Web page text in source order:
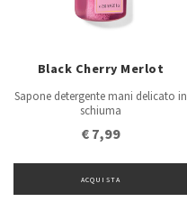
Black Cherry Merlot
Sapone detergente mani delicato in
schiuma
€ 7,99
ACQUISTA